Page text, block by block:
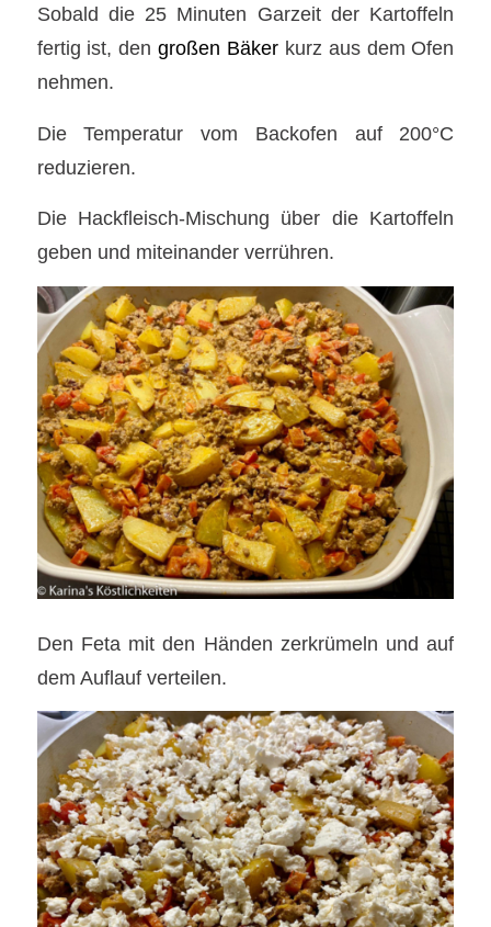
Sobald die 25 Minuten Garzeit der Kartoffeln
fertig ist, dengroßen Bäker kurz aus dem Ofen
nehmen.
Die Temperatur vom Backofen auf 200°C
reduzieren.
Die Hackfleisch-Mischung über die Kartoffeln
geben und miteinander verrühren.
Den Feta mit den Händen zerkrümeln und auf
dem Auflauf verteilen.